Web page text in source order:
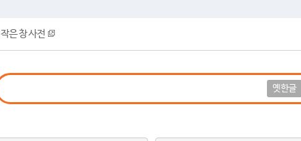
작은 창 사전
옛한글